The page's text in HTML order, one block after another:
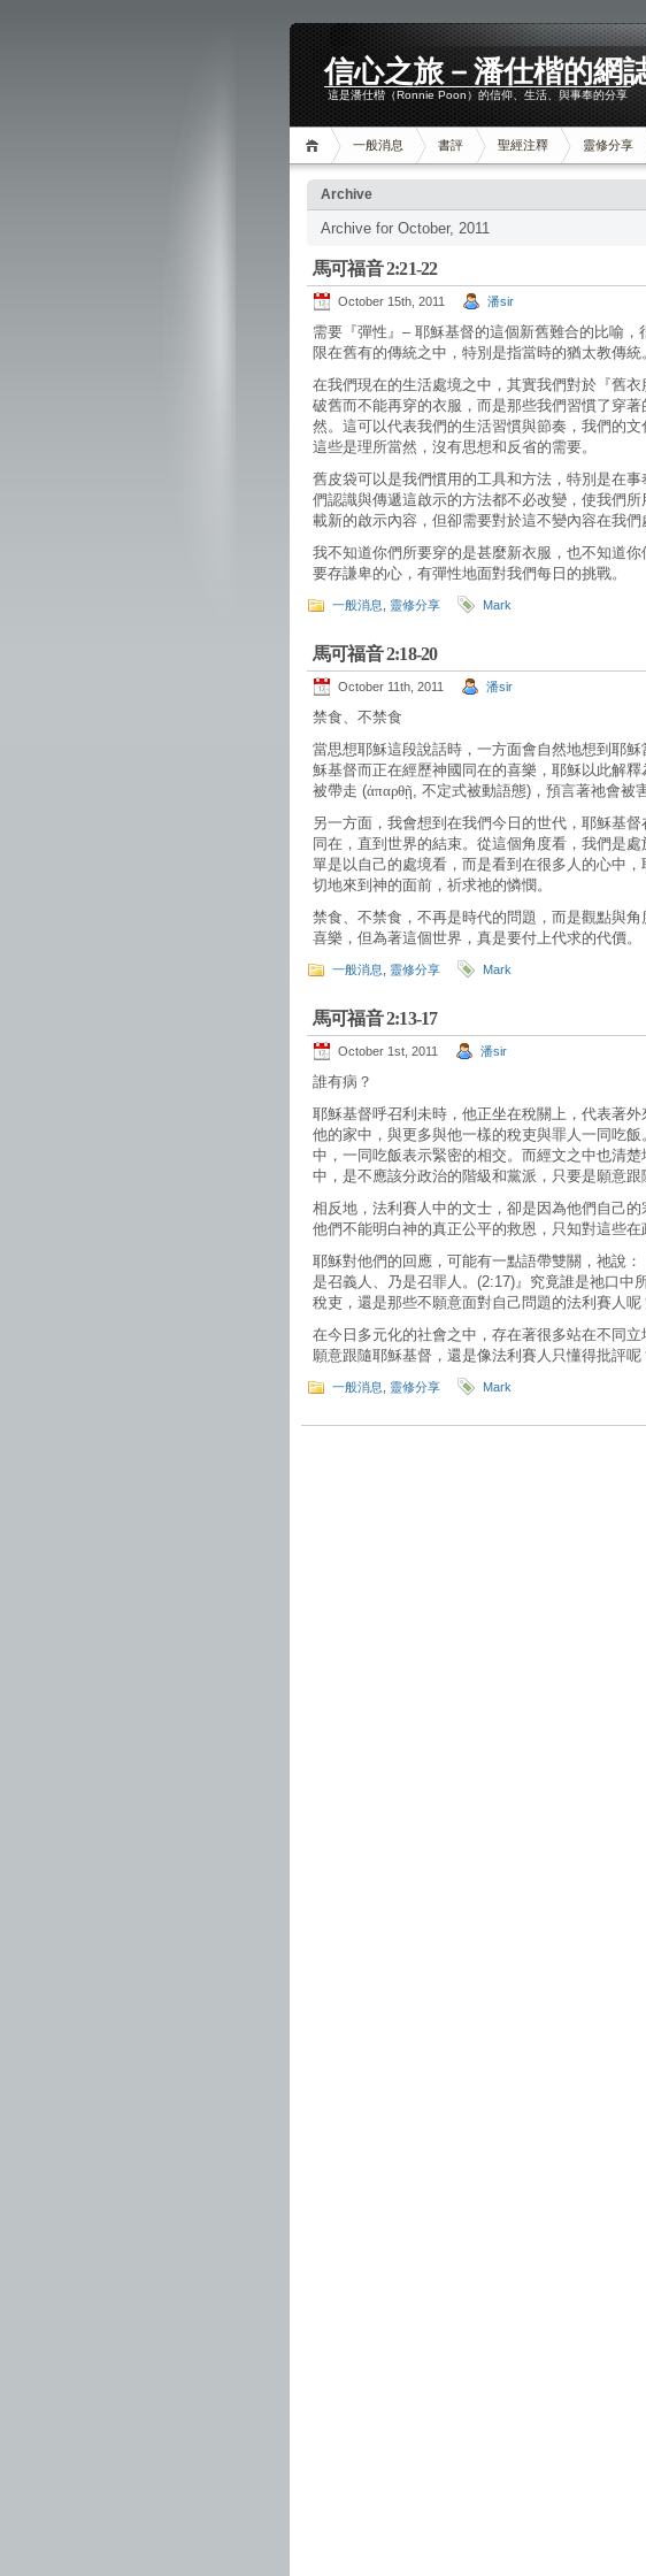
信心之旅－潘仕楷的網
這是潘仕楷（Ronnie Poon）的信仰、生活、與事奉的分享
一般消息 書評 聖經注釋 靈修分享
Archive
Archive for October, 2011
馬可福音 2:21-22
October 15th, 2011 潘sir
需要『彈性』– 耶穌基督的這個新舊難合的比喻
限在舊有的傳統之中，特別是指當時的猶太教傳統
在我們現在的生活處境之中，其實我們對於『舊
破舊而不能再穿的衣服，而是那些我們習慣了穿
然。這可以代表我們的生活習慣與節奏，我們的
這些是理所當然，沒有思想和反省的需要。
舊皮袋可以是我們慣用的工具和方法，特別是在
們認識與傳遞這啟示的方法都不必改變，使我們
載新的啟示內容，但卻需要對於這不變內容在我
我不知道你們所要穿的是甚麼新衣服，也不知道
要存謙卑的心，有彈性地面對我們每日的挑戰。
一般消息 靈修分享 Mark
馬可福音 2:18-20
October 11th, 2011 潘sir
禁食、不禁食
當思想耶穌這段說話時，一方面會自然地想到耶
穌基督而正在經歷神國同在的喜樂，耶穌以此解
被帶走 (ἀπαρθῇ, 不定式被動語態)，預言著祂會被
另一方面，我會想到在我們今日的世代，耶穌基
同在，直到世界的結束。從這個角度看，我們是
單是以自己的處境看，而是看到在很多人的心中
切地來到神的面前，祈求祂的憐憫。
禁食、不禁食，不再是時代的問題，而是觀點與
喜樂，但為著這個世界，真是要付上代求的代價。
一般消息 靈修分享 Mark
馬可福音 2:13-17
October 1st, 2011 潘sir
誰有病？
耶穌基督呼召利未時，他正坐在稅關上，代表著
他的家中，與更多與他一樣的稅吏與罪人一同吃
中，一同吃飯表示緊密的相交。而經文之中也清
中，是不應該分政治的階級和黨派，只要是願意跟
相反地，法利賽人中的文士，卻是因為他們自己
他們不能明白神的真正公平的救恩，只知對這些
耶穌對他們的回應，可能有一點語帶雙關，祂說
是召義人、乃是召罪人。(2:17)』究竟誰是祂口中
稅吏，還是那些不願意面對自己問題的法利賽人呢
在今日多元化的社會之中，存在著很多站在不同
願意跟隨耶穌基督，還是像法利賽人只懂得批評呢
一般消息 靈修分享 Mark